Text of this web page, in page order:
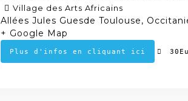
Village des Arts Africains
Allées Jules Guesde Toulouse,
+ Google Map
Plus d'infos en cliquant ici